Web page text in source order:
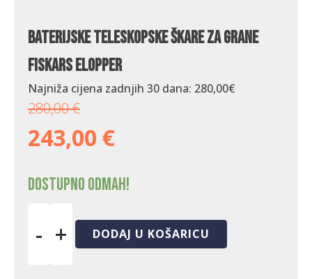
Baterijske teleskopske škare za grane
Fiskars eLopper
Najniža cijena zadnjih 30 dana: 280,00€
280,00€
243,00 €
Dostupno odmah!
- + DODAJ U KOŠARICU